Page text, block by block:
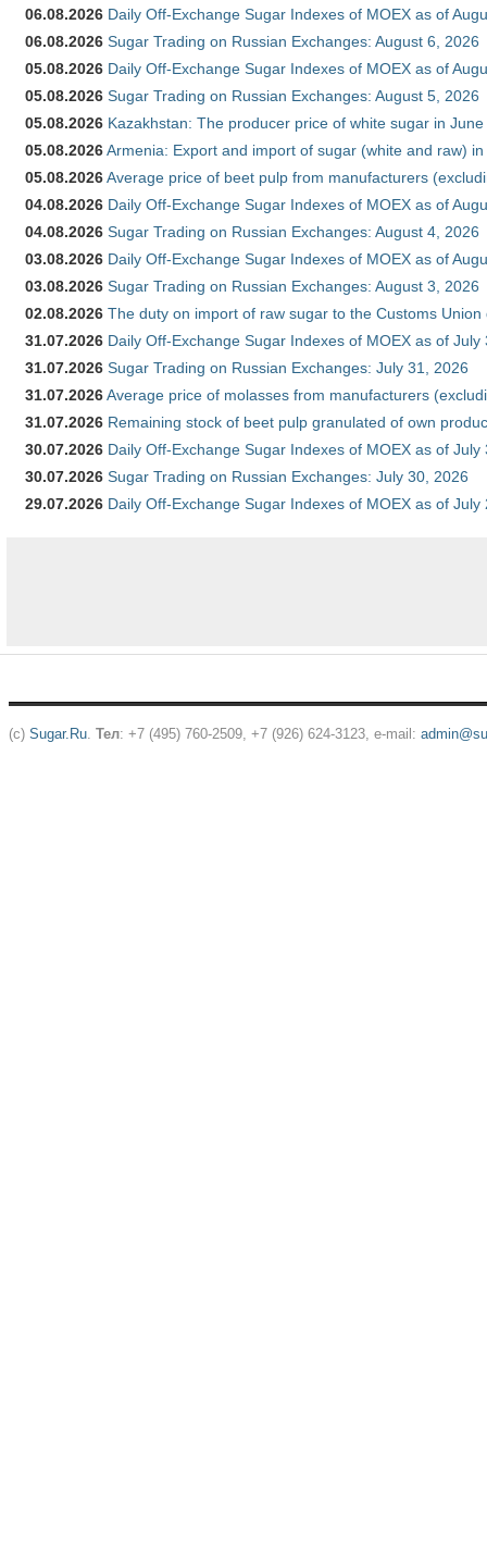
06.08.2026 Daily Off-Exchange Sugar Indexes of MOEX as of
06.08.2026 Sugar Trading on Russian Exchanges: August 6, 2026
05.08.2026 Daily Off-Exchange Sugar Indexes of MOEX as of
05.08.2026 Sugar Trading on Russian Exchanges: August 5, 2026
05.08.2026 Kazakhstan: The producer price of white sugar in
05.08.2026Armenia: Export and import of sugar (white and raw)
05.08.2026Average price of beet pulp from manufacturers
04.08.2026 Daily Off-Exchange Sugar Indexes of MOEX as of
04.08.2026 Sugar Trading on Russian Exchanges: August 4, 2026
03.08.2026 Daily Off-Exchange Sugar Indexes of MOEX as of
03.08.2026 Sugar Trading on Russian Exchanges: August 3, 2026
02.08.2026 The duty on import of raw sugar to the Customs
31.07.2026 Daily Off-Exchange Sugar Indexes of MOEX as of July
31.07.2026 Sugar Trading on Russian Exchanges: July 31, 2026
31.07.2026Average price of molasses from manufacturers
31.07.2026 Remaining stock of beet pulp granulated of own
30.07.2026 Daily Off-Exchange Sugar Indexes of MOEX as of July
30.07.2026 Sugar Trading on Russian Exchanges: July 30, 2026
29.07.2026 Daily Off-Exchange Sugar Indexes of MOEX as of July
(c) Sugar.Ru. Тел: +7 (495) 760-2509, +7 (926) 624-3123, e-mail: